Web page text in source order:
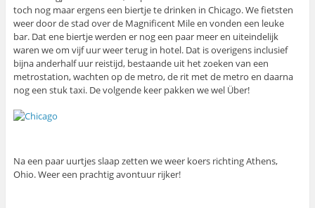
toch nog maar ergens een biertje te drinken in Chicago. We fietsten
weer door de stad over de Magnificent Mile en vonden een leuke
bar. Dat ene biertje werden er nog een paar meer en uiteindelijk
waren we om vijf uur weer terug in hotel. Dat is overigens inclusief
bijna anderhalf uur reistijd, bestaande uit het zoeken van een
metrostation, wachten op de metro, de rit met de metro en daarna
nog een stuk taxi. De volgende keer pakken we wel Über!
Na een paar uurtjes slaap zetten we weer koers richting Athens,
Ohio. Weer een prachtig avontuur rijker!